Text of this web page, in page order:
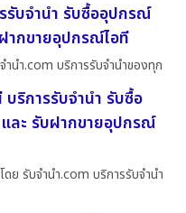
รับจำนำ รับซื้ออุปกรณ์
ากขายอุปกรณ์ไอที
นํา.com บริการรับจำนำของทุก
ริการรับจำนำ รับซื้อ
ละ รับฝากขายอุปกรณ์
ย รับจํานํา.com บริการรับจำนำ